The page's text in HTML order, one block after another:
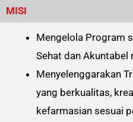
MISI
Mengelola Program
Sehat dan Akuntabel
Menyelenggarakan
yang berkualitas,
kefarmasian sesuai